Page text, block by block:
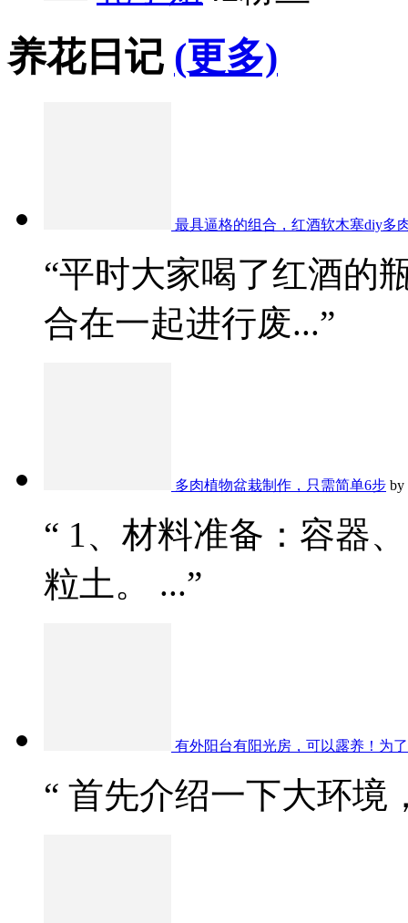
养花日记 (更多)
最具逼格的组合，红酒软木塞diy多
“平时大家喝了红酒的
合在一起进行废...”
多肉植物盆栽制作，只需简单6步 by
“ 1、材料准备：容器
粒土。 ...”
有外阳台有阳光房，可以露养！为
“ 首先介绍一下大环境